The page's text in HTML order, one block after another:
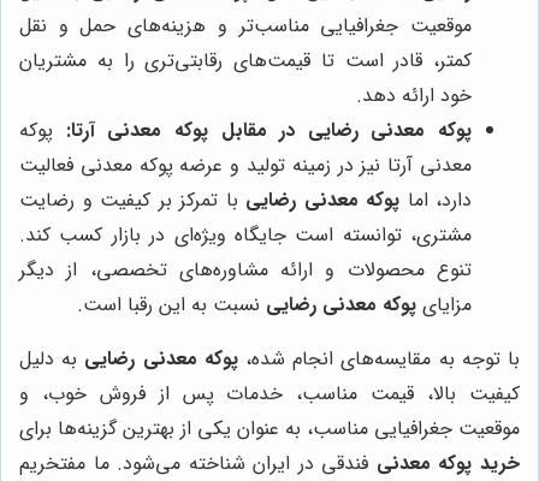
موقعیت جغرافیایی مناسب‌تر و هزینه‌های حمل و نقل
کمتر، قادر است تا قیمت‌های رقابتی‌تری را به مشتریان
خود ارائه دهد.
پوکه معدنی رضایی در مقابل پوکه معدنی آرتا: پوکه
معدنی آرتا نیز در زمینه تولید و عرضه پوکه معدنی فعالیت
دارد، اما پوکه معدنی رضایی با تمرکز بر کیفیت و رضایت
مشتری، توانسته است جایگاه ویژه‌ای در بازار کسب کند.
تنوع محصولات و ارائه مشاوره‌های تخصصی، از دیگر
مزایای پوکه معدنی رضایی نسبت به این رقبا است.
با توجه به مقایسه‌های انجام شده،پوکه معدنی رضایی به دلیل
کیفیت بالا، قیمت مناسب، خدمات پس از فروش خوب، و
موقعیت جغرافیایی مناسب، به عنوان یکی از بهترین گزینه‌ها برای
خرید پوکه معدنی فندقی در ایران شناخته می‌شود. ما مفتخریم